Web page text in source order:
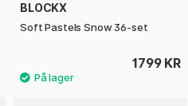
BLOCKX
Soft Pastels Snow 36-set
1799 KR